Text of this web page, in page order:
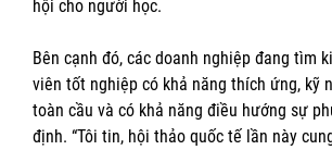
hội cho người học.
Bên cạnh đó, các doanh nghiệp đang tìm
viên tốt nghiệp có khả năng thích ứng, kỹ
toàn cầu và có khả năng điều hướng sự
định. “Tôi tin, hội thảo quốc tế lần này